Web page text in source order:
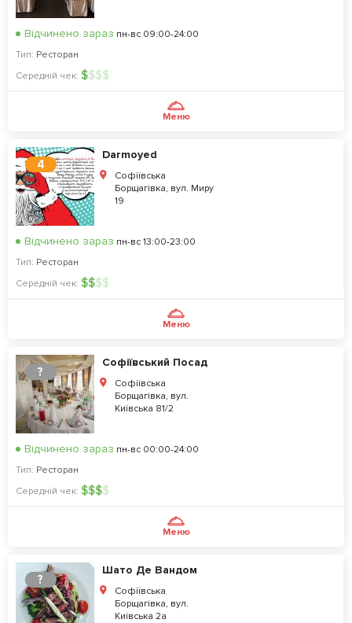
Відчинено зараз пн-вс 09:00-24:00
Тип: Ресторан
Середній чек: $$$$
Меню
4
Darmoyed
Софіївська
Борщагівка, вул. Миру
19
Відчинено зараз пн-вс 13:00-23:00
Тип: Ресторан
Середній чек: $$$$
Меню
?
Софіївський Посад
Софіївська
Борщагівка, вул.
Київська 81/2
Відчинено зараз пн-вс 00:00-24:00
Тип: Ресторан
Середній чек: $$$$
Меню
?
Шато Де Вандом
Софіївська
Борщагівка, вул.
Київська 2а